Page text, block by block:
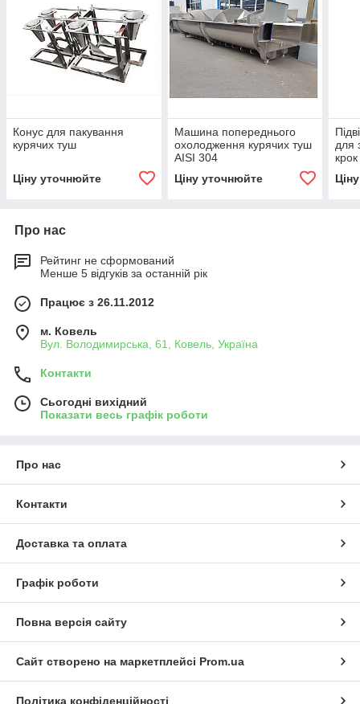
Конус для пакування
курячих туш
Ціну уточнюйте
Машина попереднього
охолодження курячих туш
AISI 304
Ціну уточнюйте
для
Про нас
Рейтинг не сформований
Менше 5 відгуків за останній рік
Працює з 26.11.2012
м. Ковель
Вул. Володимирська, 61, Ковель, Україна
Контакти
Сьогодні вихідний
Показати весь графік роботи
Про нас
Контакти
Доставка та оплата
Графік роботи
Повна версія сайту
Сайт створено на маркетплейсі Prom.ua
Політика конфіденційності